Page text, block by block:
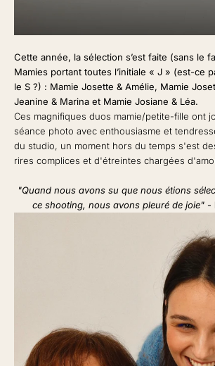
Cette année, la sélection s’est faite (sans le
Mamies portant toutes l’initiale « J » (est-ce
le S ?) : Mamie Josette & Amélie, Mamie
Jeanine & Marina et Mamie Josiane & Léa.
Ces magnifiques duos mamie/petite-fille ont
séance photo avec enthousiasme et
du studio, un moment hors du temps s'est
rires complices et d'étreintes chargées
"Quand nous avons su que nous étions
ce shooting, nous avons pleuré de joie" -